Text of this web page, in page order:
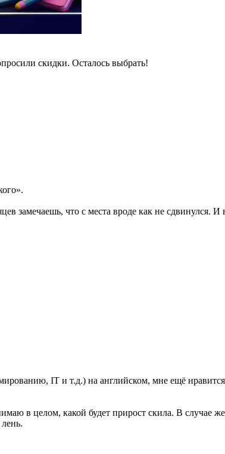
скидки. Осталось выбрать!
замечаешь, что с места вроде как не сдвинулся.
IT и т.д.) на английском, мне ещё
в целом, какой будет прирост скила. В случае